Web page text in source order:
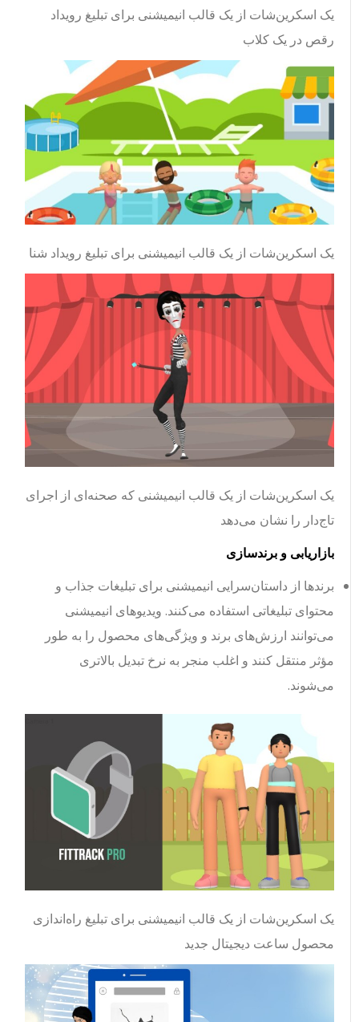
یک اسکرین‌شات از یک قالب انیمیشنی برای تبلیغ رویداد
رقص در یک کلاب
یک اسکرین‌شات از یک قالب انیمیشنی برای تبلیغ رویداد شنا
یک اسکرین‌شات از یک قالب انیمیشنی که صحنه‌ای از اجرای
تاج‌دار را نشان می‌دهد
بازاریابی و برندسازی
برندها از داستان‌سرایی انیمیشنی برای تبلیغات جذاب و
محتوای تبلیغاتی استفاده می‌کنند. ویدیوهای انیمیشنی
می‌توانند ارزش‌های برند و ویژگی‌های محصول را به طور
مؤثر منتقل کنند و اغلب منجر به نرخ تبدیل بالاتری
می‌شوند.
یک اسکرین‌شات از یک قالب انیمیشنی برای تبلیغ راه‌اندازی
محصول ساعت دیجیتال جدید